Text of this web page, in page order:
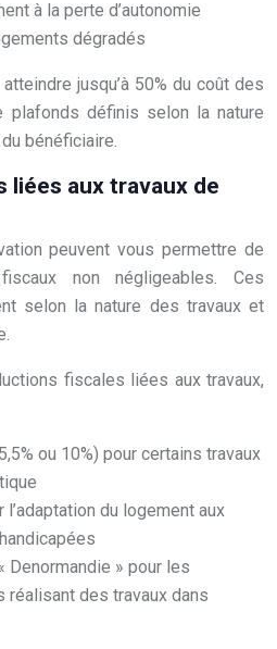
à la perte d’autonomie
dégradés
jusqu’à 50% du coût des
plafonds définis selon la nature
bénéficiaire.
liées aux travaux de
peuvent vous permettre de
fiscaux non négligeables. Ces
selon la nature des travaux et
fiscales liées aux travaux,
ou 10%) pour certains travaux
l’adaptation du logement aux
Denormandie » pour les
des travaux dans